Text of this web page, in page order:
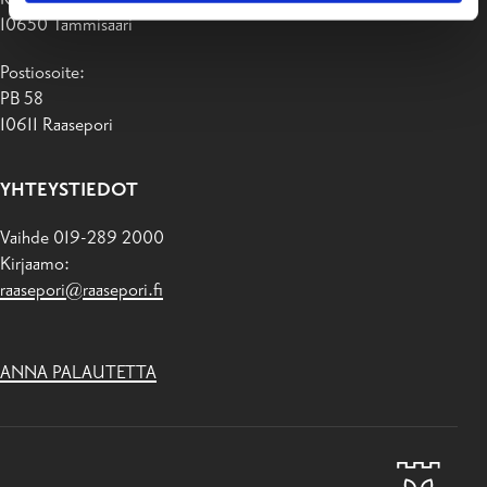
10650 Tammisaari
Postiosoite:
PB 58
10611 Raasepori
YHTEYSTIEDOT
Vaihde 019-289 2000
Kirjaamo:
raasepori@raasepori.fi
ANNA PALAUTETTA